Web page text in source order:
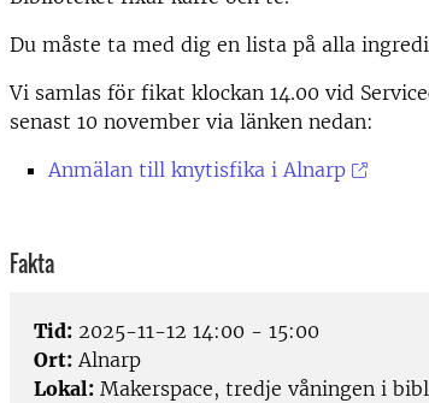
Du måste ta med dig en lista på alla
Vi samlas för fikat klockan 14.00 vid
senast 10 november via länken nedan:
Anmälan till knytisfika i Alnarp
Fakta
Tid: 2025-11-12 14:00 - 15:00
Ort: Alnarp
Lokal: Makerspace, tredje våningen i